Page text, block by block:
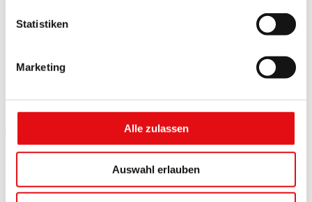
Statistiken
Marketing
Alle zulassen
Auswahl erlauben
Foto
Kontakte
25 August 2021
Communicationes 368